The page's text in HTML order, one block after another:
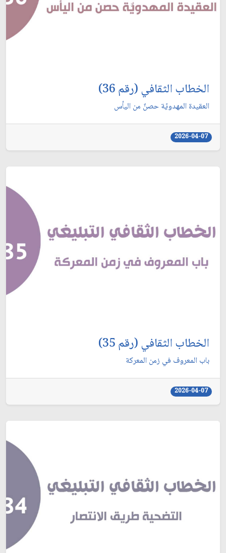
الخطاب الثقافي (رقم 36)
العقيدة المهدويّة حصنٌ من اليأس
2026-04-07
الخطاب الثقافي (رقم 35)
باب المعروف في زمن المعركة
2026-04-07